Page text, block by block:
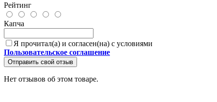
Рейтинг
Капча
Я прочитал(а) и согласен(на) с условиями
Пользовательское соглашение
Отправить свой отзыв
Нет отзывов об этом товаре.